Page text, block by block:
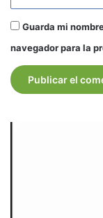
Guarda mi
navegador para la